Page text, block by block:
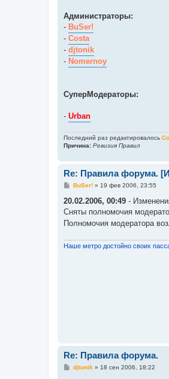
Администраторы:
- BuSer!
- Costa
- djtonik
- Nomernoy
СуперМодераторы:
- Urban
Последний раз редактировалось
Причина: Ревизия Правил
Re: Правила форума.
С
о
щ
е
н
е
BuSer!» 19 фев 2006, 23:55
20.02.2006, 00:49 -
Сняты полномочия
Полномочия модератора
Наше метро достойно своих
Re: Правила форума.
Сdjtonik» 18 сен 2006, 18:22